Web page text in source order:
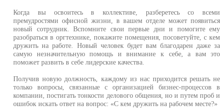
Когда вы освоитесь в коллективе, разберетесь со всеми
премудростями офисной жизни, в вашем отделе может появиться
новый сотрудник. Вспомните свои первые дни и помогите ему
разобраться в оргтехнике, покажите помещения, посоветуйте, с кем
дружить на работе. Новый человек будет вам благодарен даже за
самую незначительную помощь и внимание к себе, а вам это
поможет развить в себе лидерские качества.
Получив новую должность, каждому из нас приходится решать не
только вопросы, связанные с организацией бизнес-процессов в
компании, постигать тонкости делового общения, но и путем проб и
ошибок искать ответ на вопрос: «С кем дружить на рабочем месте?»